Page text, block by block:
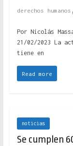
derechos humanos
Por Nicolás
21/02/2023 La
tiene en
Read more
noticias
Se cumplen